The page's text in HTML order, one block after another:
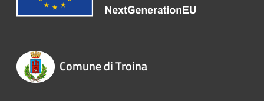
Comune di Troina